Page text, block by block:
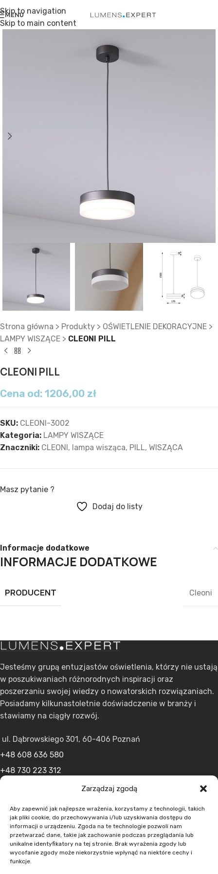
Zarządzaj zgodą
Aby zapewnić jak najlepsze wrażenia, korzystamy z technologii, takich
jak pliki cookie, do przechowywania i/lub uzyskiwania dostępu do
informacji o urządzeniu. Zgoda na te technologie pozwoli nam
przetwarzać dane, takie jak zachowanie podczas przeglądania lub
unikalne identyfikatory na tej stronie. Brak wyrażenia zgody lub
wycofanie zgody może niekorzystnie wpłynąć na niektóre cechy i
funkcje.
Skip to navigation
Skip to main content
MENU
Strona główna > Produkty > OŚWIETLENIE DEKORACYJNE >
LAMPY WISZĄCE > CLEONI PILL
CLEONI PILL
Cena od: 1206,00 zł
SKU: CLEONI-3002
Kategoria: LAMPY WISZĄCE
Znaczniki: CLEONI , lampa wisząca, PILL, WISZĄCA
Masz pytanie ?
Dodaj do listy
Informacje dodatkowe
INFORMACJE DODATKOWE
PRODUCENT Cleoni
Jesteśmy grupą entuzjastów oświetlenia, którzy nie ustają
w poszukiwaniach różnorodnych inspiracji oraz
poszerzaniu swojej wiedzy o nowatorskich rozwiązaniach.
Posiadamy kilkunastoletnie doświadczenie w branży i
stawiamy na ciągły rozwój.
ul. Dąbrowskiego 301, 60-406 Poznań
+48 608 636 580
+48 730 223 312
MENU